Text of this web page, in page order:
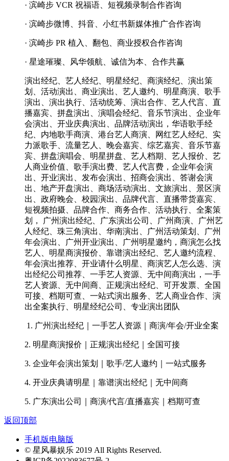
· 滨崎步 VCR 祝福语、短视频录制合作咨询
· 滨崎步微博、抖音、小红书新媒体推广合作咨询
· 滨崎步 PR 植入、翻包、商业授权合作咨询
· 星途璀璨、风华领航、诚信为本、合作共赢
演出经纪、艺人经纪、明星经纪、商演经纪、演出策
划、活动演出、商业演出、艺人邀约、明星商演、歌手
演出、演出执行、活动统筹、演出合作、艺人代言、直
播嘉宾、拼盘演出、演唱会经纪、音乐节演出、企业年
会演出、开业庆典演出、品牌活动演出，华语歌手经
纪、内地歌手商演、港台艺人商演、网红艺人经纪、实
力派歌手、流量艺人、晚会嘉宾、综艺嘉宾、音乐节嘉
宾、拼盘演唱会、明星拼盘、艺人档期、艺人报价、艺
人商业价值、歌手演出费、艺人代言费，企业年会演
出、开业演出、发布会演出、招商会演出、答谢会演
出、地产开盘演出、商场活动演出、文旅演出、景区演
出、政府晚会、校园演出、品牌代言、直播带货嘉宾、
短视频拍摄、品牌合作、商务合作、活动执行、全案策
划， 广州演出经纪、广东演出公司、广州商演、广州艺
人经纪、珠三角演出、华南演出、广州活动策划、广州
年会演出、广州开业演出、广州明星邀约，商演怎么找
艺人、明星商演报价、靠谱演出经纪、艺人邀约流程、
年会演出推荐、开业请什么明星、商演艺人怎么选、演
出经纪公司推荐、一手艺人资源、无中间商演出，一手
艺人资源、无中间商、正规演出经纪、可开发票、全国
可接、档期可查、一站式演出服务、艺人商业合作、演
出全案执行、明星经纪公司、专业演出团队
1. 广州演出经纪｜一手艺人资源｜商演/年会/开业全案
2. 明星商演报价｜正规演出经纪｜全国可接
3. 企业年会演出策划｜歌手/艺人邀约｜一站式服务
4. 开业庆典请明星｜靠谱演出经纪｜无中间商
5. 广东演出公司｜商演/代言/直播嘉宾｜档期可查
返回顶部
手机版电脑版
© 星风暴娱乐 2019 All Rights Reserved.